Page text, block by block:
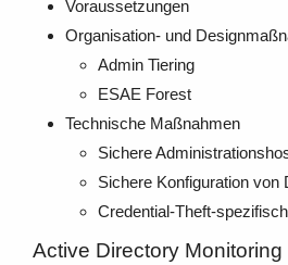
Voraussetzungen
Organisation- und
Admin Tiering
ESAE Forest
Technische Maßnahmen
Sichere
Sichere Konfiguration
Credential-Theft-
Active Directory Monitoring